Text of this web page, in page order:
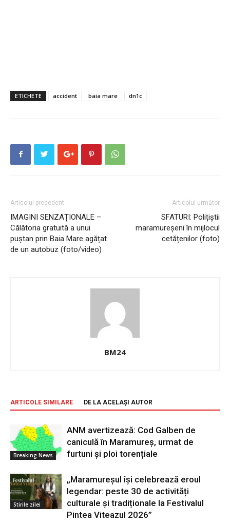
ETICHETE accident baia mare dn1c
Articolul precedent
IMAGINI SENZAȚIONALE –
Călătoria gratuită a unui
puștan prin Baia Mare agățat
de un autobuz (foto/video)
Articolul următor
SFATURI: Polițiștii
maramureșeni în mijlocul
cetățenilor (foto)
BM24
ARTICOLE SIMILARE DE LA ACELAȘI AUTOR
Breaking News
ANM avertizează: Cod Galben de
caniculă în Maramureș, urmat de
furtuni și ploi torențiale
Stirile zilei
„Maramureșul își celebrează eroul
legendar: peste 30 de activități
culturale și tradiționale la Festivalul
Pintea Viteazul 2026”